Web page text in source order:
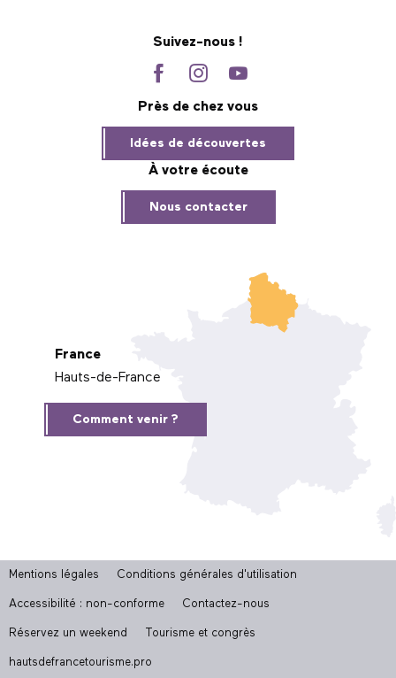
Suivez-nous !
Près de chez vous
Idées de découvertes
À votre écoute
Nous contacter
France
Hauts-de-France
Comment venir ?
Mentions légales Conditions générales d'utilisation
Accessibilité : non-conforme Contactez-nous
Réservez un weekend Tourisme et congrès
hautsdefrancetourisme.pro